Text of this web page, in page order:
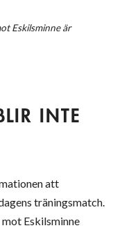
Eskilsminne är
INTE
att
träningsmatch.
Eskilsminne